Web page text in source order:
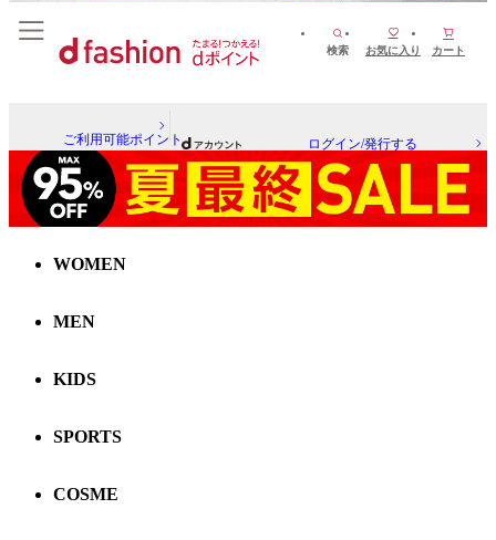
検索 お気に入り カート
ご利用可能ポイント ログイン/発行する
WOMEN
MEN
KIDS
SPORTS
COSME